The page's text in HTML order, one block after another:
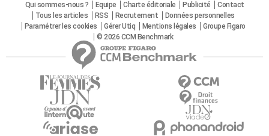
Qui sommes-nous ? Equipe Charte éditoriale Publicité
Contact
Tous les articles
RSS Recrutement
Données personnelles
Paramétrer les cookies
Gérer Utiq Mentions légales
Groupe Figaro
© 2026 CCM Benchmark